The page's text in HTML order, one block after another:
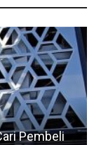
Pembeli